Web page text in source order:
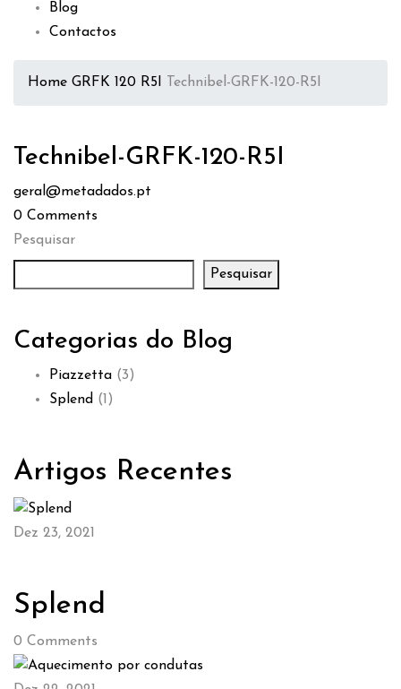
Blog
Contactos
Home GRFK 120 R5I Technibel-GRFK-120-R5I
Technibel-GRFK-120-R5I
geral@metadados.pt
0 Comments
Pesquisar
Pesquisar
Categorias do Blog
Piazzetta (3)
Splend (1)
Artigos Recentes
Dez 23, 2021
Splend
0 Comments